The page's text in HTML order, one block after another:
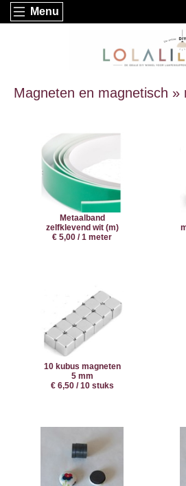
Menu
Magneten en magnetisch »
Metaalband
zelfklevend wit (m)
€ 5,00 / 1 meter
10 kubus magneten
5 mm
€ 6,50 / 10 stuks